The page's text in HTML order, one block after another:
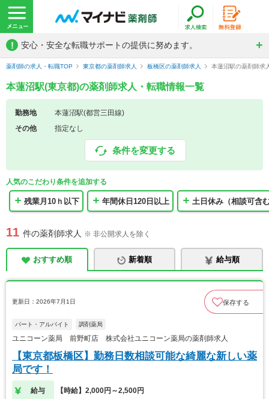
! 安心・安全な転職サポートの提供に努めます。
薬剤師の求人・転職TOP 東京都の薬剤師求人 板橋区の薬剤師求人 本蓮沼駅の薬剤師求
本蓮沼駅(東京都)の薬剤師求人・転職情報一覧
勤務地
本蓮沼駅(都営三田線)
その他
指定なし
条件を変更する
人気のこだわり条件を追加する
残業月10ｈ以下 年間休日120日以上 土日休み（相談可含
11 件の薬剤師求人 ※ 非公開求人を除く
おすすめ順 新着順 給与順
更新日：2026年7月1日 保存する
パート・アルバイト 調剤薬局
ユニコーン薬局 前野町店 株式会社ユニコーン薬局の薬剤師求人
【東京都板橋区】勤務日数相談可能な綺麗な新しい薬
局です！
給与 【時給】2,000円～2,500円